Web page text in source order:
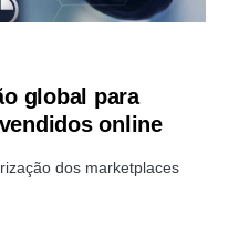
global para
online
dos marketplaces